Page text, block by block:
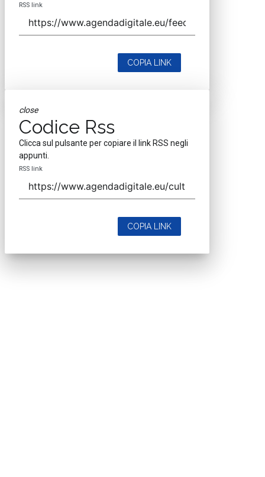
RSS link
COPIA LINK
close
Codice Rss
Clicca sul pulsante per copiare il link RSS negli
appunti.
RSS link
COPIA LINK